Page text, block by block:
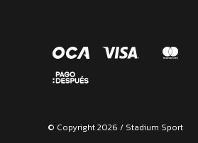
© Copyright 2026 / Stadium Sport